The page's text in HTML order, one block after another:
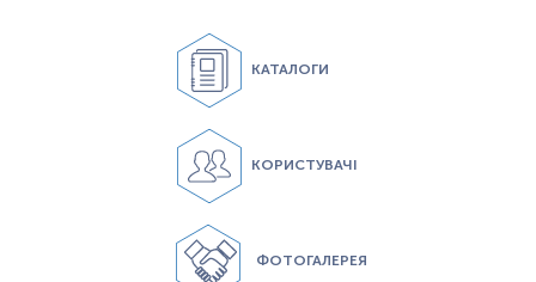
КАТАЛОГИ
КОРИСТУВАЧІ
ФОТОГАЛЕРЕЯ